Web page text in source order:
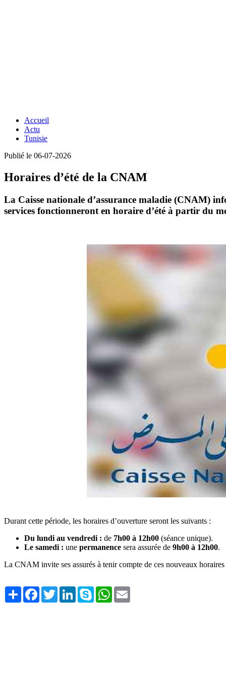
Accueil
Actu
Tunisie
Publié le 06-07-2026
Horaires d’été de la CNAM
La Caisse nationale d’assurance maladie (CNAM)
services fonctionneront en horaire d’été à partir du
Durant cette période, les horaires d’ouverture seront les suivants :
Du lundi au vendredi : de 7h00 à 12h00 (séance unique).
Le samedi : une permanence sera assurée de 9h00 à 12h00.
La CNAM invite ses assurés à tenir compte de ces nouveaux
Share FacebookTwitterLinkedInSkype WhatsApp